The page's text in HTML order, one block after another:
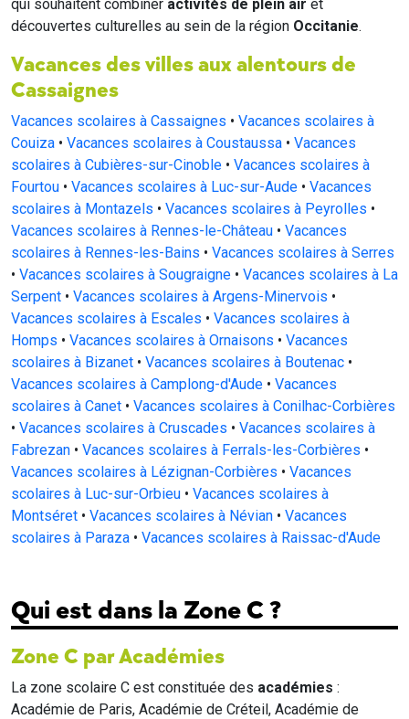
qui souhaitent combiner activités de plein air et
découvertes culturelles au sein de la région Occitanie.
Vacances des villes aux alentours de
Cassaignes
Vacances scolaires à Cassaignes • Vacances scolaires à
Couiza • Vacances scolaires à Coustaussa • Vacances
scolaires à Cubières-sur-Cinoble • Vacances scolaires à
Fourtou • Vacances scolaires à Luc-sur-Aude • Vacances
scolaires à Montazels • Vacances scolaires à Peyrolles •
Vacances scolaires à Rennes-le-Château • Vacances
scolaires à Rennes-les-Bains • Vacances scolaires à Serres
• Vacances scolaires à Sougraigne • Vacances scolaires à La
Serpent • Vacances scolaires à Argens-Minervois •
Vacances scolaires à Escales • Vacances scolaires à
Homps • Vacances scolaires à Ornaisons • Vacances
scolaires à Bizanet • Vacances scolaires à Boutenac •
Vacances scolaires à Camplong-d'Aude • Vacances
scolaires à Canet • Vacances scolaires à Conilhac-Corbières
• Vacances scolaires à Cruscades • Vacances scolaires à
Fabrezan • Vacances scolaires à Ferrals-les-Corbières •
Vacances scolaires à Lézignan-Corbières • Vacances
scolaires à Luc-sur-Orbieu • Vacances scolaires à
Montséret • Vacances scolaires à Névian • Vacances
scolaires à Paraza • Vacances scolaires à Raissac-d'Aude
Qui est dans la Zone C ?
Zone C par Académies
La zone scolaire C est constituée des académies :
Académie de Paris, Académie de Créteil, Académie de